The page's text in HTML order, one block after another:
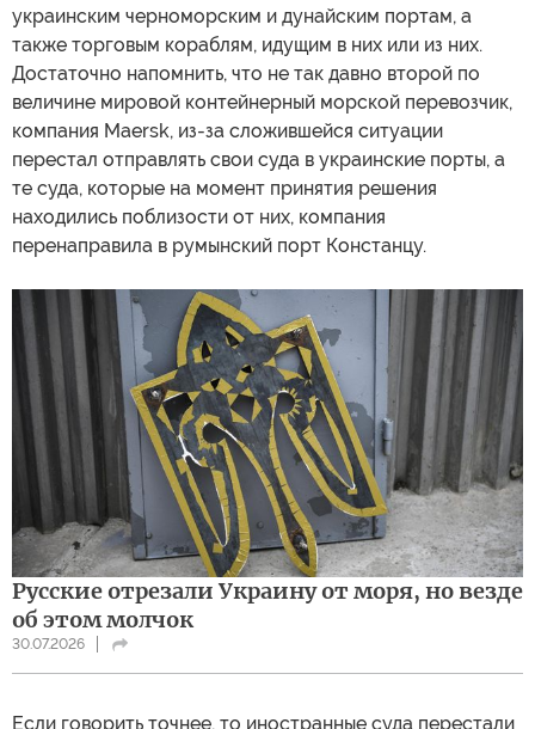
украинским черноморским и дунайским портам, а
также торговым кораблям, идущим в них или из них.
Достаточно напомнить, что не так давно второй по
величине мировой контейнерный морской перевозчик,
компания Maersk, из-за сложившейся ситуации
перестал отправлять свои суда в украинские порты, а
те суда, которые на момент принятия решения
находились поблизости от них, компания
перенаправила в румынский порт Констанцу.
Русские отрезали Украину от моря, но везде
об этом молчок
30.07.2026
Если говорить точнее, то иностранные суда перестали